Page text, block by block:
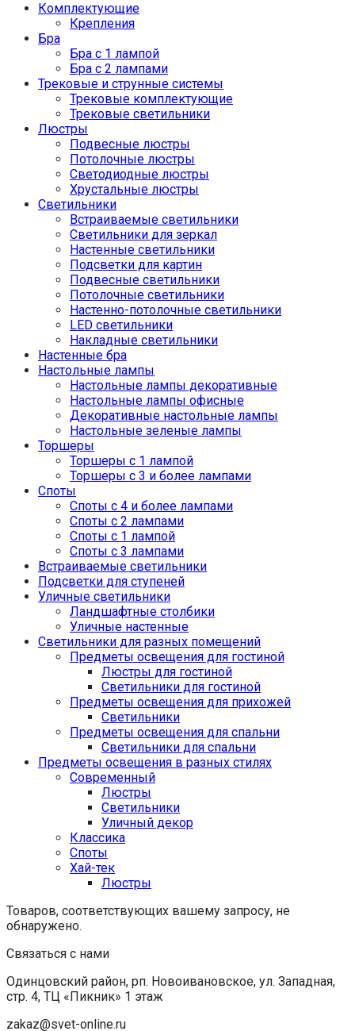
Комплектующие
Крепления
Бра
Бра с 1 лампой
Бра с 2 лампами
Трековые и струнные системы
Трековые комплектующие
Трековые светильники
Люстры
Подвесные люстры
Потолочные люстры
Светодиодные люстры
Хрустальные люстры
Светильники
Встраиваемые светильники
Светильники для зеркал
Настенные светильники
Подсветки для картин
Подвесные светильники
Потолочные светильники
Настенно-потолочные светильники
LED светильники
Накладные светильники
Настенные бра
Настольные лампы
Настольные лампы декоративные
Настольные лампы офисные
Декоративные настольные лампы
Настольные зеленые лампы
Торшеры
Торшеры с 1 лампой
Торшеры с 3 и более лампами
Споты
Споты с 4 и более лампами
Споты с 2 лампами
Споты с 1 лампой
Споты с 3 лампами
Встраиваемые светильники
Подсветки для ступеней
Уличные светильники
Ландшафтные столбики
Уличные настенные
Светильники для разных помещений
Предметы освещения для гостиной
Люстры для гостиной
Светильники для гостиной
Предметы освещения для прихожей
Светильники
Предметы освещения для спальни
Светильники для спальни
Предметы освещения в разных стилях
Cовременный
Люстры
Светильники
Уличный декор
Классика
Споты
Хай-тек
Люстры
Товаров, соответствующих вашему запросу, не
обнаружено.
Связаться с нами
Одинцовский район, рп. Новоивановское, ул. Западная,
стр. 4, ТЦ «Пикник» 1 этаж
zakaz@svet-online.ru